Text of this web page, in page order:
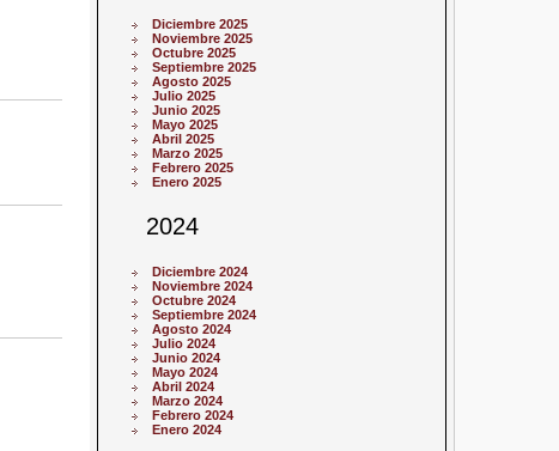
Diciembre 2025
Noviembre 2025
Octubre 2025
Septiembre 2025
Agosto 2025
Julio 2025
Junio 2025
Mayo 2025
Abril 2025
Marzo 2025
Febrero 2025
Enero 2025
2024
Diciembre 2024
Noviembre 2024
Octubre 2024
Septiembre 2024
Agosto 2024
Julio 2024
Junio 2024
Mayo 2024
Abril 2024
Marzo 2024
Febrero 2024
Enero 2024